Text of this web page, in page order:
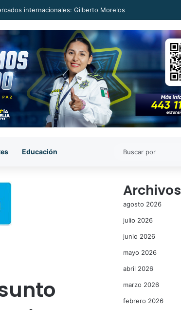
internacionales: Gilberto Morelos
Educación
Archivos
agosto 2026
julio 2026
junio 2026
mayo 2026
abril 2026
marzo 2026
febrero 2026